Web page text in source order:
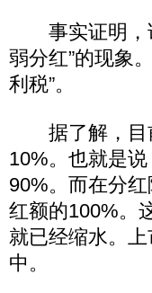
事实证明，证
弱分红”的现象
利税”。
据了解，目
10%。也就是
90%。而在分
红额的100%。
就已经缩水。
中。